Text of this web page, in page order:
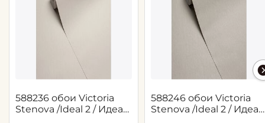
588236 обои Victoria
Stenova /Ideal 2 / Идеал
588246 обои Victoria
Stenova /Ideal 2 / Идеал